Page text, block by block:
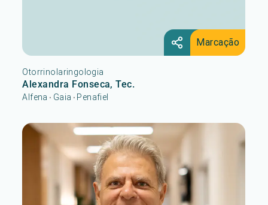
Marcação
Otorrinolaringologia
Alexandra Fonseca, Tec.
Alfena • Gaia • Penafiel